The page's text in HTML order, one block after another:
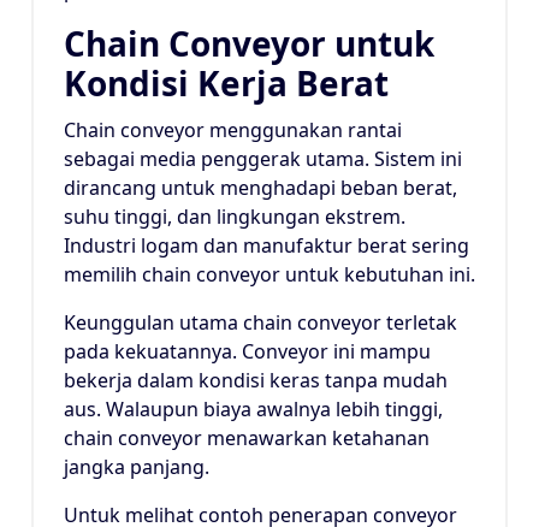
Chain Conveyor untuk
Kondisi Kerja Berat
Chain conveyor menggunakan rantai
sebagai media penggerak utama. Sistem ini
dirancang untuk menghadapi beban berat,
suhu tinggi, dan lingkungan ekstrem.
Industri logam dan manufaktur berat sering
memilih chain conveyor untuk kebutuhan ini.
Keunggulan utama chain conveyor terletak
pada kekuatannya. Conveyor ini mampu
bekerja dalam kondisi keras tanpa mudah
aus. Walaupun biaya awalnya lebih tinggi,
chain conveyor menawarkan ketahanan
jangka panjang.
Untuk melihat contoh penerapan conveyor